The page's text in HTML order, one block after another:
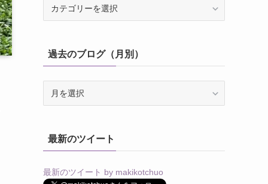
ー過去のブログ（月別）
ロ
グ
別）
最新のツイート
最新のツイート by makikotchuo